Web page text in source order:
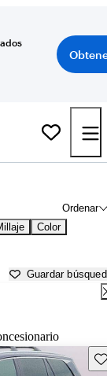
Ordenar
Color
Guardar